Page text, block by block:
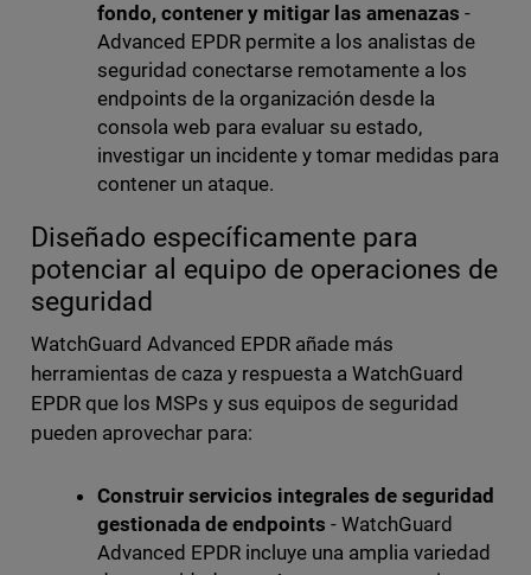
fondo, contener y mitigar las amenazas -
Advanced EPDR permite a los analistas de
seguridad conectarse remotamente a los
endpoints de la organización desde la
consola web para evaluar su estado,
investigar un incidente y tomar medidas para
contener un ataque.
Diseñado específicamente para
potenciar al equipo de operaciones de
seguridad
WatchGuard Advanced EPDR añade más
herramientas de caza y respuesta a WatchGuard
EPDR que los MSPs y sus equipos de seguridad
pueden aprovechar para:
Construir servicios integrales de seguridad
gestionada de endpoints - WatchGuard
Advanced EPDR incluye una amplia variedad